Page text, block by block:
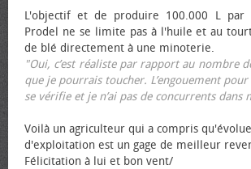
L'objectif et de produire 100.000 L par
Prodel ne se limite pas à l'huile et au
de blé directement à une minoterie.
"Oui, c’est réaliste par rapport au nombre
que je pourrais toucher. L’engouement
se vérifie et je n’ai pas de concurrents dans
Voilà un agriculteur qui a compris
d'exploitation est un gage de meilleur
Félicitation à lui et bon vent/